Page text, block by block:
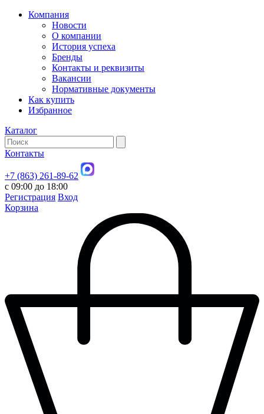
Компания
Новости
О компании
История успеха
Бренды
Контакты и реквизиты
Вакансии
Нормативные документы
Как купить
Избранное
Каталог
Контакты
+7 (863) 261-89-62
с 09:00 до 18:00
Регистрация Вход
Корзина